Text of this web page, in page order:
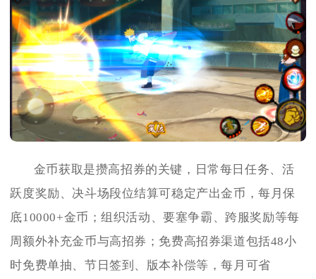
金币获取是攒高招券的关键，日常每日任务、活
跃度奖励、决斗场段位结算可稳定产出金币，每月保
底10000+金币；组织活动、要塞争霸、跨服奖励等每
周额外补充金币与高招券；免费高招券渠道包括48小
时免费单抽、节日签到、版本补偿等，每月可省